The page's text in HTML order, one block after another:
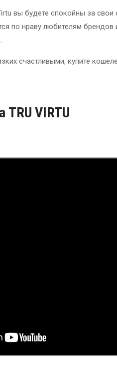
вы будете спокойны за
по нраву любителям
счастливыми, купите
VIRTU